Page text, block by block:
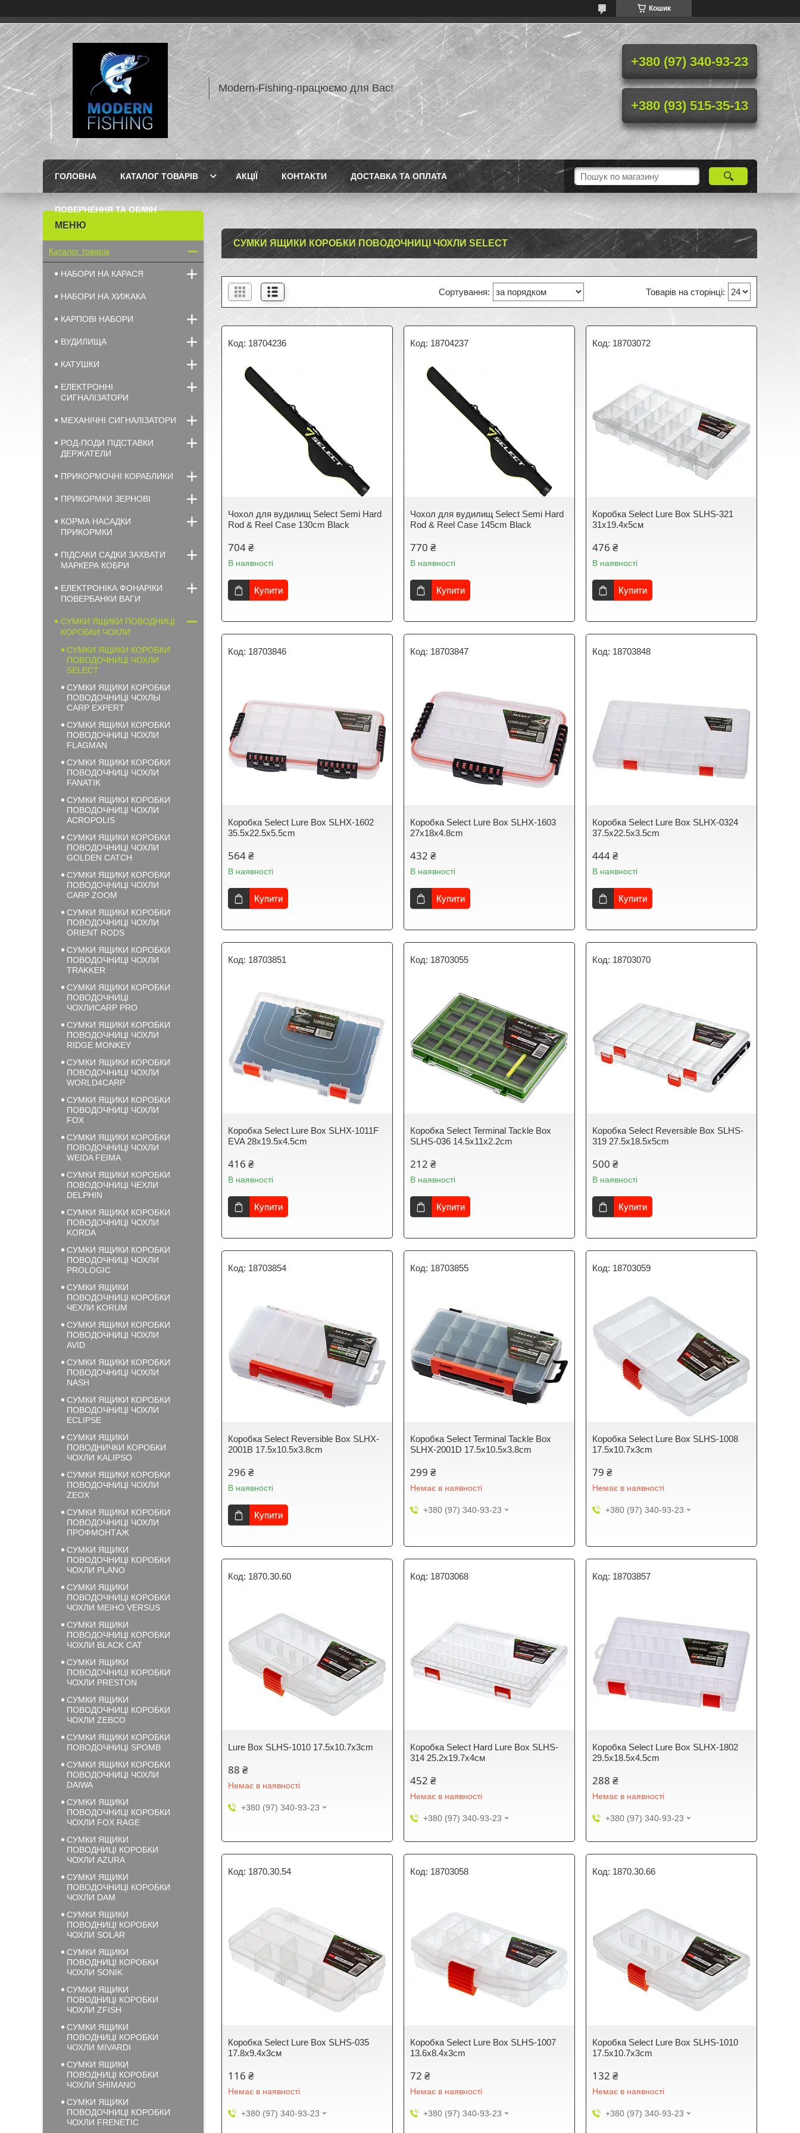
Кошик
Modern-Fishing-працюємо для Вас!
+380 (97) 340-93-23
+380 (93) 515-35-13
ГОЛОВНА КАТАЛОГ ТОВАРІВ АКЦІЇ КОНТАКТИ ДОСТАВКА ТА ОПЛАТА
ПОВЕРНЕННЯ ТА ОБМІН
СУМКИ ЯЩИКИ КОРОБКИ ПОВОДОЧНИЦІ ЧОХЛИ SELECT
18704236
Чохол для вудилищ Select Semi Hard
Rod & Reel Case 130cm Black
704 ₴
В наявності
Купити
18704237
Чохол для вудилищ Select Semi Hard
Rod & Reel Case 145cm Black
770 ₴
В наявності
Купити
18703072
Коробка Select Lure Box SLHS-321
31х19.4х5см
476 ₴
В наявності
Купити
18703846
Коробка Select Lure Box SLHX-1602
35.5х22.5х5.5cm
564 ₴
В наявності
Купити
18703847
Коробка Select Lure Box SLHX-1603
27х18х4.8cm
432 ₴
В наявності
Купити
18703848
Коробка Select Lure Box SLHX-0324
37.5х22.5х3.5cm
444 ₴
В наявності
Купити
18703851
Коробка Select Lure Box SLHX-1011F
EVA 28х19.5х4.5cm
416 ₴
В наявності
Купити
18703055
Коробка Select Terminal Tackle Box
SLHS-036 14.5х11х2.2cm
212 ₴
В наявності
Купити
18703070
Коробка Select Reversible Box SLHS-
319 27.5х18.5х5cm
500 ₴
В наявності
Купити
18703854
Коробка Select Reversible Box SLHX-
2001B 17.5х10.5х3.8cm
296 ₴
В наявності
Купити
18703855
Коробка Select Terminal Tackle Box
SLHX-2001D 17.5х10.5х3.8cm
299 ₴
Немає в наявності
+380 (97) 340-93-23
18703059
Коробка Select Lure Box SLHS-1008
17.5x10.7x3cm
79 ₴
Немає в наявності
+380 (97) 340-93-23
1870.30.60
Lure Box SLHS-1010 17.5x10.7x3cm
88 ₴
Немає в наявності
+380 (97) 340-93-23
18703068
Коробка Select Hard Lure Box SLHS-
314 25.2х19.7х4см
452 ₴
Немає в наявності
+380 (97) 340-93-23
18703857
Коробка Select Lure Box SLHX-1802
29.5х18.5х4.5cm
288 ₴
Немає в наявності
+380 (97) 340-93-23
1870.30.54
Коробка Select Lure Box SLHS-035
17.8х9.4х3см
116 ₴
Немає в наявності
+380 (97) 340-93-23
18703058
Коробка Select Lure Box SLHS-1007
13.6x8.4x3cm
72 ₴
Немає в наявності
+380 (97) 340-93-23
1870.30.66
Коробка Select Lure Box SLHS-1010
17.5x10.7x3cm
132 ₴
Немає в наявності
+380 (97) 340-93-23
Каталог товарів
НАБОРИ НА КАРАСЯ
НАБОРИ НА ХИЖАКА
КАРПОВІ НАБОРИ
ВУДИЛИЩА
КАТУШКИ
ЕЛЕКТРОННІ
СИГНАЛІЗАТОРИ
МЕХАНІЧНІ СИГНАЛІЗАТОРИ
РОД-ПОДИ ПІДСТАВКИ
ДЕРЖАТЕЛИ
ПРИКОРМОЧНІ КОРАБЛИКИ
ПРИКОРМКИ ЗЕРНОВІ
КОРМА НАСАДКИ
ПРИКОРМКИ
ПІДСАКИ САДКИ ЗАХВАТИ
МАРКЕРА КОБРИ
ЕЛЕКТРОНІКА ФОНАРІКИ
ПОВЕРБАНКИ ВАГИ
СУМКИ ЯЩИКИ ПОВОДНИЦІ
КОРОБКИ ЧОХЛИ
СУМКИ ЯЩИКИ КОРОБКИ
ПОВОДОЧНИЦІ ЧОХЛИ
SELECT
СУМКИ ЯЩИКИ КОРОБКИ
ПОВОДОЧНИЦІ ЧОХЛЫ
CARP EXPERT
СУМКИ ЯЩИКИ КОРОБКИ
ПОВОДОЧНИЦІ ЧОХЛИ
FLAGMAN
СУМКИ ЯЩИКИ КОРОБКИ
ПОВОДОЧНИЦІ ЧОХЛИ
FANATIK
СУМКИ ЯЩИКИ КОРОБКИ
ПОВОДОЧНИЦІ ЧОХЛИ
ACROPOLIS
СУМКИ ЯЩИКИ КОРОБКИ
ПОВОДОЧНИЦІ ЧОХЛИ
GOLDEN CATCH
СУМКИ ЯЩИКИ КОРОБКИ
ПОВОДОЧНИЦІ ЧОХЛИ
CARP ZOOM
СУМКИ ЯЩИКИ КОРОБКИ
ПОВОДОЧНИЦІ ЧОХЛИ
ORIENT RODS
СУМКИ ЯЩИКИ КОРОБКИ
ПОВОДОЧНИЦІ ЧОХЛИ
TRAKKER
СУМКИ ЯЩИКИ КОРОБКИ
ПОВОДОЧНИЦІ
ЧОХЛИCARP PRO
СУМКИ ЯЩИКИ КОРОБКИ
ПОВОДОЧНИЦІ ЧОХЛИ
RIDGE MONKEY
СУМКИ ЯЩИКИ КОРОБКИ
ПОВОДОЧНИЦІ ЧОХЛИ
WORLD4CARP
СУМКИ ЯЩИКИ КОРОБКИ
ПОВОДОЧНИЦІ ЧОХЛИ
FOX
СУМКИ ЯЩИКИ КОРОБКИ
ПОВОДОЧНИЦІ ЧОХЛИ
WEIDA FEIMA
СУМКИ ЯЩИКИ КОРОБКИ
ПОВОДОЧНИЦІ ЧЕХЛИ
DELPHIN
СУМКИ ЯЩИКИ КОРОБКИ
ПОВОДОЧНИЦІ ЧОХЛИ
KORDA
СУМКИ ЯЩИКИ КОРОБКИ
ПОВОДОЧНИЦІ ЧОХЛИ
PROLOGIC
СУМКИ ЯЩИКИ
ПОВОДОЧНИЦІ КОРОБКИ
ЧЕХЛИ KORUM
СУМКИ ЯЩИКИ КОРОБКИ
ПОВОДОЧНИЦІ ЧОХЛИ
AVID
СУМКИ ЯЩИКИ КОРОБКИ
ПОВОДОЧНИЦІ ЧОХЛИ
NASH
СУМКИ ЯЩИКИ КОРОБКИ
ПОВОДОЧНИЦІ ЧОХЛИ
ECLIPSE
СУМКИ ЯЩИКИ
ПОВОДНИЧКИ КОРОБКИ
ЧОХЛИ KALIPSO
СУМКИ ЯЩИКИ КОРОБКИ
ПОВОДОЧНИЦІ ЧОХЛИ
ZEOX
СУМКИ ЯЩИКИ КОРОБКИ
ПОВОДОЧНИЦІ ЧОХЛИ
ПРОФМОНТАЖ
СУМКИ ЯЩИКИ
ПОВОДОЧНИЦІ КОРОБКИ
ЧОХЛИ PLANO
СУМКИ ЯЩИКИ
ПОВОДОЧНИЦІ КОРОБКИ
ЧОХЛИ MEIHO VERSUS
СУМКИ ЯЩИКИ
ПОВОДОЧНИЦІ КОРОБКИ
ЧОХЛИ BLACK CAT
СУМКИ ЯЩИКИ
ПОВОДОЧНИЦІ КОРОБКИ
ЧОХЛИ PRESTON
СУМКИ ЯЩИКИ
ПОВОДОЧНИЦІ КОРОБКИ
ЧОХЛИ ZEBCO
СУМКИ ЯЩИКИ КОРОБКИ
ПОВОДОЧНИЦІ SPOMB
СУМКИ ЯЩИКИ КОРОБКИ
ПОВОДОЧНИЦІ ЧОХЛИ
DAIWA
СУМКИ ЯЩИКИ
ПОВОДОЧНИЦІ КОРОБКИ
ЧОХЛИ FOX RAGE
СУМКИ ЯЩИКИ
ПОВОДНИЦІ КОРОБКИ
ЧОХЛИ AZURA
СУМКИ ЯЩИКИ
ПОВОДОЧНИЦІ КОРОБКИ
ЧОХЛИ DAM
СУМКИ ЯЩИКИ
ПОВОДНИЦІ КОРОБКИ
ЧОХЛИ SOLAR
СУМКИ ЯЩИКИ
ПОВОДНИЦІ КОРОБКИ
ЧОХЛИ SONIK
СУМКИ ЯЩИКИ
ПОВОДНИЦІ КОРОБКИ
ЧОХЛИ ZFISH
СУМКИ ЯЩИКИ
ПОВОДНИЦІ КОРОБКИ
ЧОХЛИ MIVARDI
СУМКИ ЯЩИКИ
ПОВОДНИЦІ КОРОБКИ
ЧОХЛИ SHIMANO
СУМКИ ЯЩИКИ
ПОВОДОЧНИЦІ КОРОБКИ
ЧОХЛИ FRENETIC